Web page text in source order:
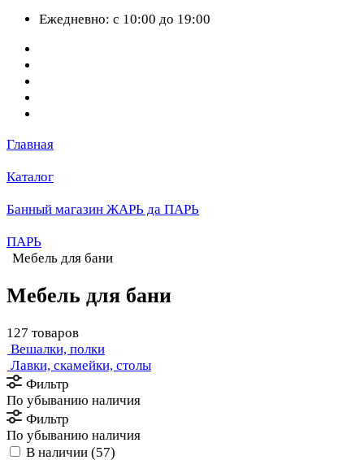
Ежедневно: с 10:00 до 19:00
Главная
Каталог
Банный магазин ЖАРЬ да ПАРЬ
ПАРЬ
Мебель для бани
Мебель для бани
127 товаров
Вешалки, полки
Лавки, скамейки, столы
Фильтр
По убыванию наличия
Фильтр
По убыванию наличия
В наличии (57)